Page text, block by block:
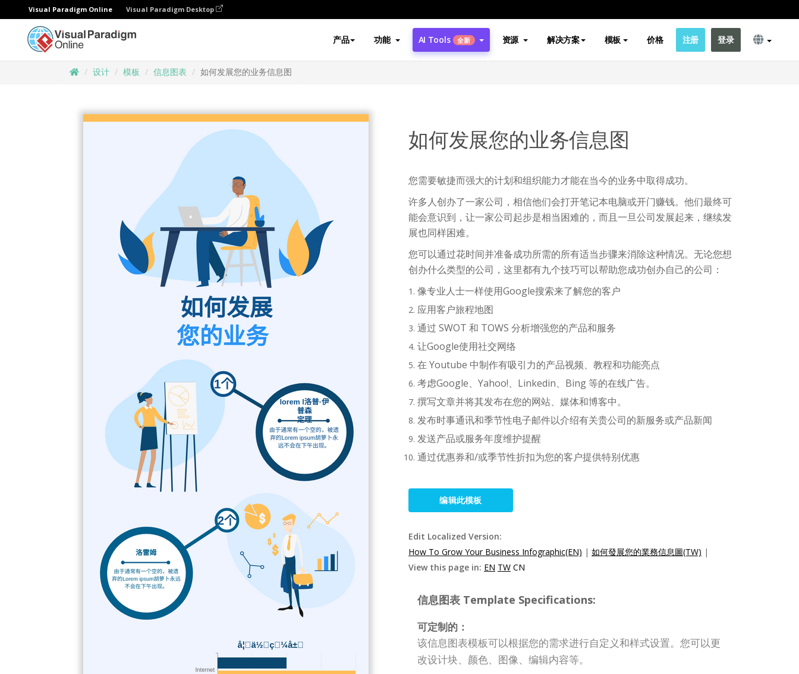
Visual Paradigm Online Visual Paradigm Desktop
产品 功能 AI Tools 全新 资源 解决方案 模板 价格 注册 登录
设计 模板 信息图表 如何发展您的业务信息图
如何发展您的业务信息图
您需要敏捷而强大的计划和组织能力才能在当今的业务中取得成功。
许多人创办了一家公司，相信他们会打开笔记本电脑或开门赚钱。他们最终可
能会意识到，让一家公司起步是相当困难的，而且一旦公司发展起来，继续发
展也同样困难。
您可以通过花时间并准备成功所需的所有适当步骤来消除这种情况。无论您想
创办什么类型的公司，这里都有九个技巧可以帮助您成功创办自己的公司：
像专业人士一样使用Google搜索来了解您的客户
应用客户旅程地图
通过 SWOT 和 TOWS 分析增强您的产品和服务
让Google使用社交网络
在 Youtube 中制作有吸引力的产品视频、教程和功能亮点
考虑Google、Yahoo!、Linkedin、Bing 等的在线广告。
撰写文章并将其发布在您的网站、媒体和博客中。
发布时事通讯和季节性电子邮件以介绍有关贵公司的新服务或产品新闻
发送产品或服务年度维护提醒
通过优惠券和/或季节性折扣为您的客户提供特别优惠
编辑此模板
Edit Localized Version:
How To Grow Your Business Infographic(EN) | 如何發展您的業務信息圖(TW) |
View this page in: EN TW CN
信息图表 Template Specifications:
可定制的：
该信息图表模板可以根据您的需求进行自定义和样式设置。您可以更
改设计块、颜色、图像、编辑内容等。